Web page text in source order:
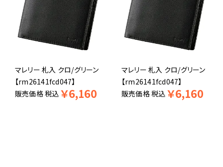
マレリー 札入 クロ/グリーン
【rm26141fcd047】
販売価格税込 ￥6,160
マレリー 札入 クロ/グリーン
【rm26141fcd047】
販売価格税込 ￥6,160